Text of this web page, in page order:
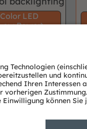
Product
area
Color LED
Power)